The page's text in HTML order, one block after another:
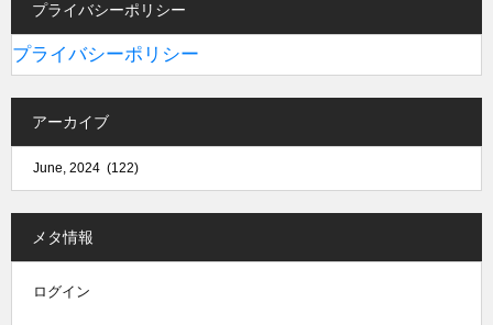
プライバシーポリシー
プライバシーポリシー
アーカイブ
メタ情報
ログイン